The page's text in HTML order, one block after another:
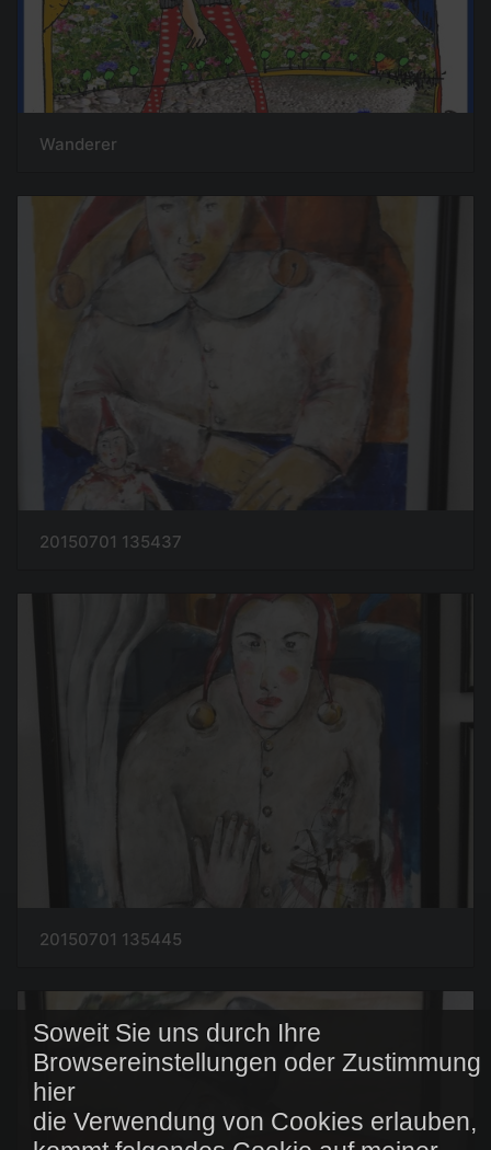
Soweit Sie uns durch Ihre
Browsereinstellungen oder Zustimmung
hier
die Verwendung von Cookies erlauben,
Wanderer
20150701 135437
20150701 135445